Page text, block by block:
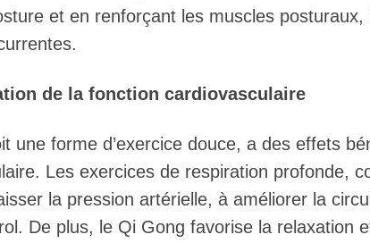
et en renforçant les muscles
de la fonction cardiovasculaire
une forme d’exercice douce, a des effets
Les exercices de respiration profonde,
la pression artérielle, à améliorer la
De plus, le Qi Gong favorise la relaxation